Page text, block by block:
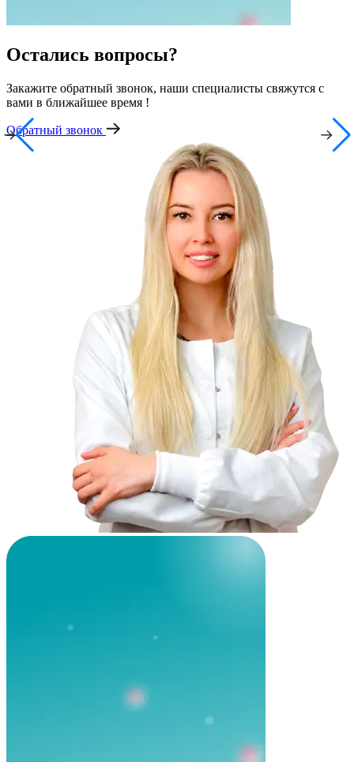
Остались вопросы?
Закажите обратный звонок, наши специалисты свяжутся с
вами в ближайшее время !
Обратный звонок